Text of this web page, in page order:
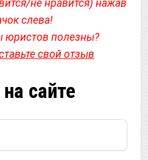
не нравится) нажав
слева!
юристов полезны?
свой отзыв
сайте